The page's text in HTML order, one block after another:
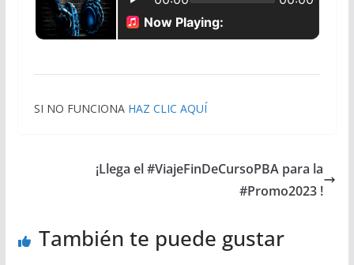
SI NO FUNCIONA HAZ CLIC AQUÍ
¡Llega el #ViajeFinDeCursoPBA para la
#Promo2023 !
También te puede gustar